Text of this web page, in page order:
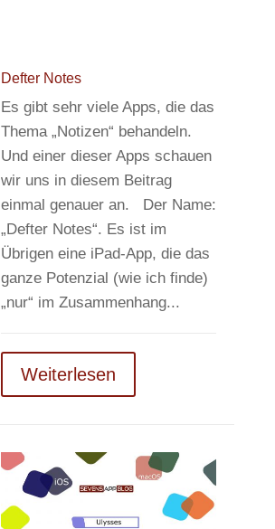
Defter Notes
Es gibt sehr viele Apps, die das
Thema „Notizen“ behandeln.
Und einer dieser Apps schauen
wir uns in diesem Beitrag
einmal genauer an. Der Name:
„Defter Notes“. Es ist im
Übrigen eine iPad-App, die das
ganze Potenzial (wie ich finde)
„nur“ im Zusammenhang...
Weiterlesen